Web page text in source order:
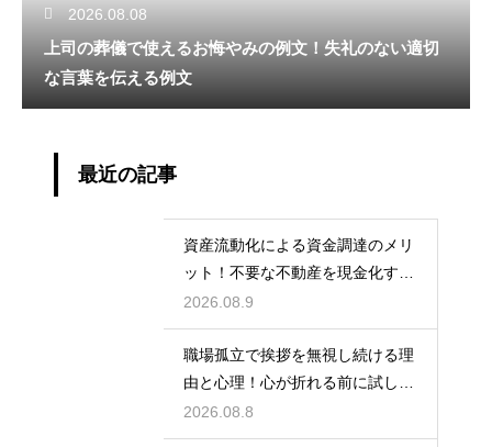
2026.08.08
上司の葬儀で使えるお悔やみの例文！失礼のない適切
な言葉を伝える例文
最近の記事
資産流動化による資金調達のメリ
ット！不要な不動産を現金化する
仕組み
2026.08.9
職場孤立で挨拶を無視し続ける理
由と心理！心が折れる前に試した
い関係改善策
2026.08.8